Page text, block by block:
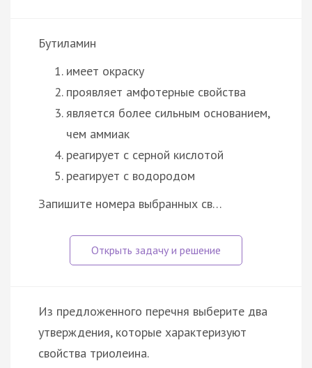
Бутиламин
имеет окраску
проявляет амфотерные свойства
является более сильным основанием,
чем аммиак
реагирует с серной кислотой
реагирует с водородом
Запишите номера выбранных св…
Из предложенного перечня выберите два
утверждения, которые характеризуют
свойства триолеина.